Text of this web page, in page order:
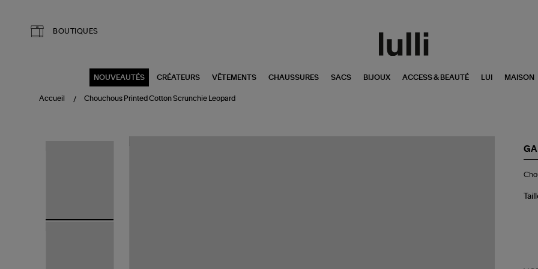
BOUTIQUES
NOUVEAUTÉS CRÉATEURS VÊTEMENTS CHAUSSURES SACS BIJOUX ACCESS & BEAUTÉ LUI MAISON
Accueil Chouchous Printed Cotton Scrunchie Leopard